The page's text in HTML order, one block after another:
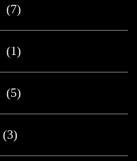
(7)
(1)
(5)
(3)